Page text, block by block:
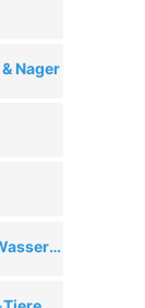
Nager
Fische & Wassertiere